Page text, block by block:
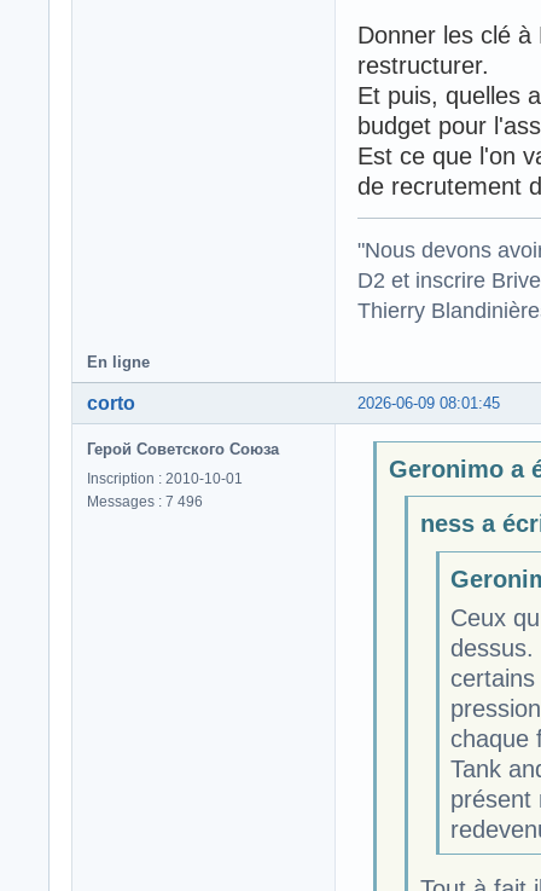
Donner les clé
restructurer.
Et puis, quelles
budget pour
Est ce que l'on
de recrutement
"Nous devons
D2 et inscrire
Thierry
En ligne
2026-06-09 08:01:45
corto
Герой Советского Союза
Inscription : 2010-10-01
Messages : 7 496
Geronimo a
ness a
Ceux
dessus.
chaque
Tank
présent